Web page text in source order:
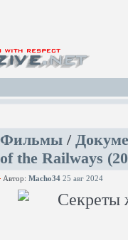
Фильмы /
of the Railways
Автор: Macho34 25 авг 2024